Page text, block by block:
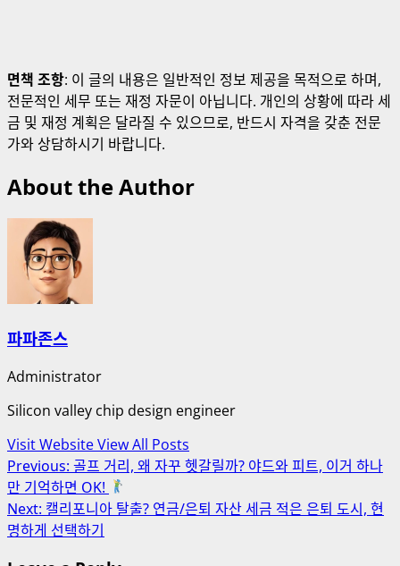
면책 조항: 이 글의 내용은 일반적인 정보 제공을 목적으로 하며,
전문적인 세무 또는 재정 자문이 아닙니다. 개인의 상황에 따라 세
금 및 재정 계획은 달라질 수 있으므로, 반드시 자격을 갖춘 전문
가와 상담하시기 바랍니다.
About the Author
파파존스
Administrator
Silicon valley chip design engineer
Visit WebsiteView All Posts
Post
navigation
Previous: 골프 거리, 왜 자꾸 헷갈릴까? 야드와 피트, 이거 하나
만 기억하면 OK!
Next: 캘리포니아 탈출? 연금/은퇴 자산 세금 적은 은퇴 도시, 현
명하게 선택하기